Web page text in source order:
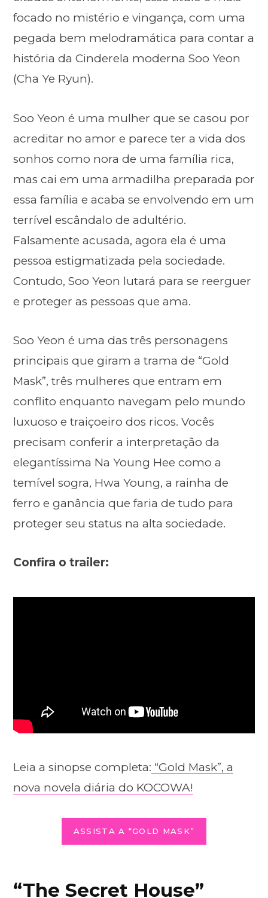
focado no mistério e vingança, com uma
pegada bem melodramática para contar a
história da Cinderela moderna Soo Yeon
(Cha Ye Ryun).
Soo Yeon é uma mulher que se casou por
acreditar no amor e parece ter a vida dos
sonhos como nora de uma família rica,
mas cai em uma armadilha preparada por
essa família e acaba se envolvendo em um
terrível escândalo de adultério.
Falsamente acusada, agora ela é uma
pessoa estigmatizada pela sociedade.
Contudo, Soo Yeon lutará para se reerguer
e proteger as pessoas que ama.
Soo Yeon é uma das três personagens
principais que giram a trama de “Gold
Mask”, três mulheres que entram em
conflito enquanto navegam pelo mundo
luxuoso e traiçoeiro dos ricos. Vocês
precisam conferir a interpretação da
elegantíssima Na Young Hee como a
temível sogra, Hwa Young, a rainha de
ferro e ganância que faria de tudo para
proteger seu status na alta sociedade.
Confira o trailer:
Leia a sinopse completa: “Gold Mask”, a
nova novela diária do KOCOWA!
ASSISTA A “GOLD MASK”
“The Secret House”